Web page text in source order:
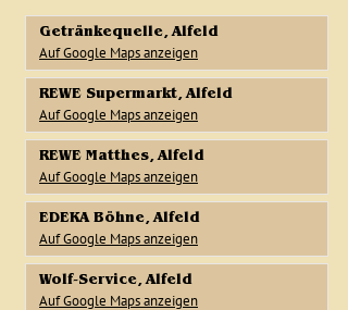
Getränkequelle, Alfeld
Auf Google Maps anzeigen
REWE Supermarkt, Alfeld
Auf Google Maps anzeigen
REWE Matthes, Alfeld
Auf Google Maps anzeigen
EDEKA Böhne, Alfeld
Auf Google Maps anzeigen
Wolf-Service, Alfeld
Auf Google Maps anzeigen